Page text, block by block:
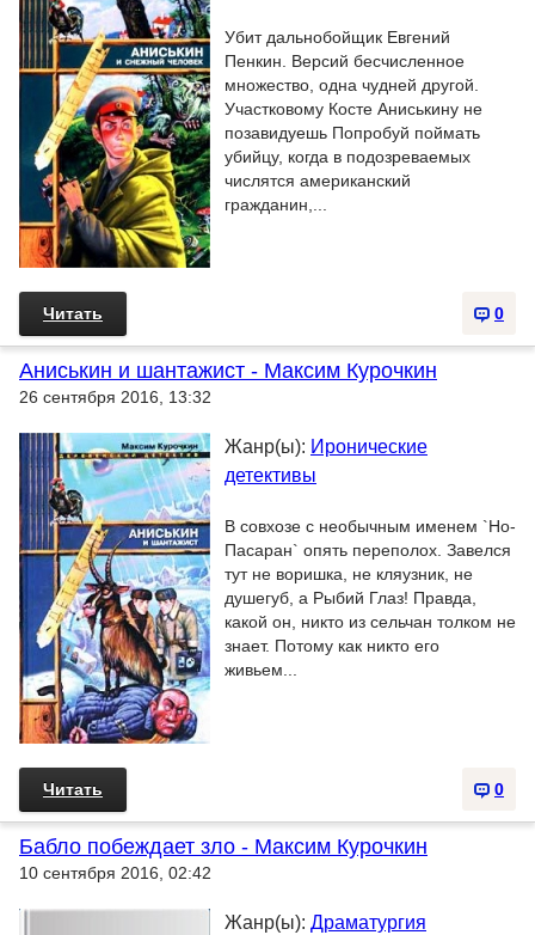
Убит дальнобойщик Евгений
Пенкин. Версий бесчисленное
множество, одна чудней другой.
Участковому Косте Аниськину не
позавидуешь Попробуй поймать
убийцу, когда в подозреваемых
числятся американский
гражданин,...
0
Читать
Аниськин и шантажист - Максим Курочкин
26 сентября 2016, 13:32
Жанр(ы): Иронические
детективы
В совхозе с необычным именем `Но-
Пасаран` опять переполох. Завелся
тут не воришка, не кляузник, не
душегуб, а Рыбий Глаз! Правда,
какой он, никто из сельчан толком не
знает. Потому как никто его
живьем...
0
Читать
Бабло побеждает зло - Максим Курочкин
10 сентября 2016, 02:42
Жанр(ы): Драматургия